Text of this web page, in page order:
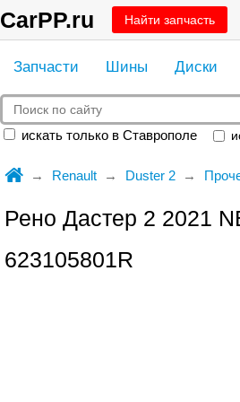
CarPP.ru Найти запчасть
Запчасти Шины Диски
искать только в Ставрополе
Renault Duster 2
Рено Дастер 2 2021
623105801R